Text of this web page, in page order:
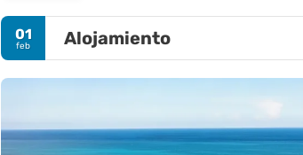
01
feb Alojamiento